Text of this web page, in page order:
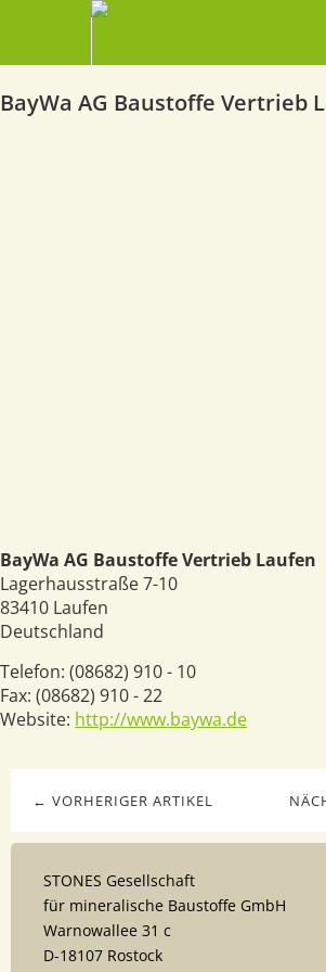
BayWa AG Baustoffe Vertrieb
BayWa AG Baustoffe Vertrieb Laufen
Lagerhausstraße 7-10
83410 Laufen
Deutschland
Telefon: (08682) 910 - 10
Fax: (08682) 910 - 22
Website: http://www.baywa.de
← VORHERIGER ARTIKEL
STONES Gesellschaft
für mineralische Baustoffe GmbH
Warnowallee 31 c
D-18107 Rostock